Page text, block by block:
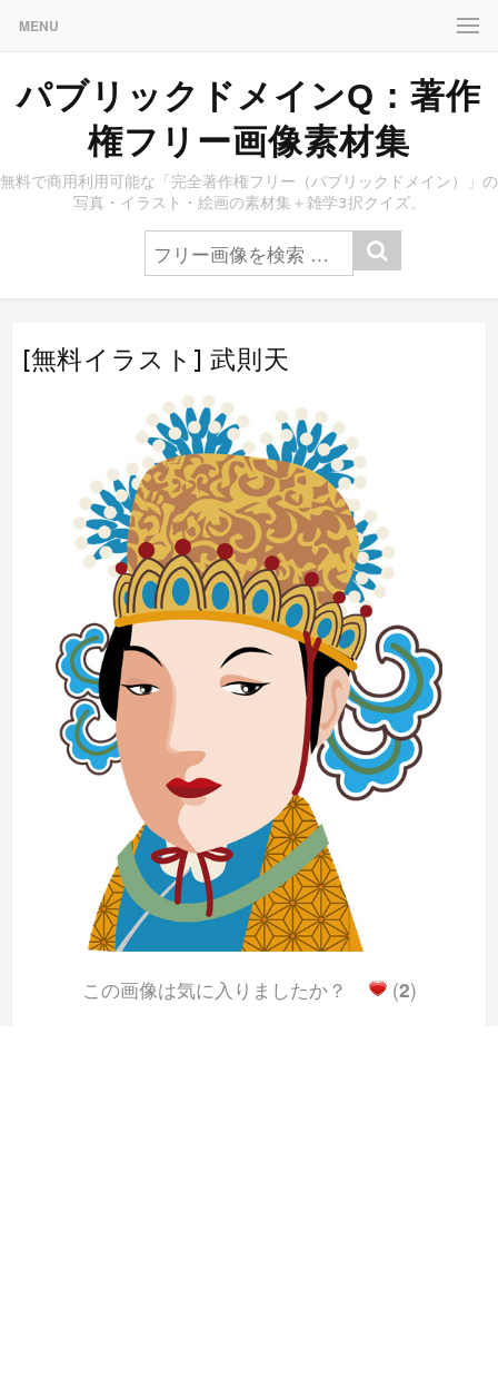
MENU
パブリックドメインQ：著作
権フリー画像素材集
無料で商用利用可能な「完全著作権フリー（パブリックドメイン）」の
写真・イラスト・絵画の素材集＋雑学3択クイズ。
[無料イラスト] 武則天
この画像は気に入りましたか？ (2)